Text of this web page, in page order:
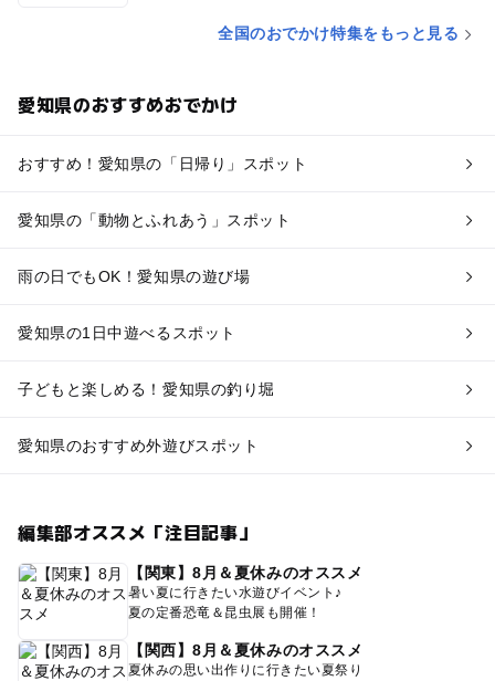
全国のおでかけ特集をもっと見る
愛知県のおすすめおでかけ
おすすめ！愛知県の「日帰り」スポット
愛知県の「動物とふれあう」スポット
雨の日でもOK！愛知県の遊び場
愛知県の1日中遊べるスポット
子どもと楽しめる！愛知県の釣り堀
愛知県のおすすめ外遊びスポット
編集部オススメ「注目記事」
【関東】8月＆夏休みのオススメ
暑い夏に行きたい水遊びイベント♪
夏の定番恐竜＆昆虫展も開催！
【関西】8月＆夏休みのオススメ
夏休みの思い出作りに行きたい夏祭り